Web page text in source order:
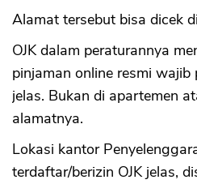
Alamat tersebut bisa dicek
OJK dalam peraturannya
pinjaman online resmi
jelas. Bukan di apartemen
alamatnya.
Lokasi kantor
terdaftar/berizin OJK jelas,